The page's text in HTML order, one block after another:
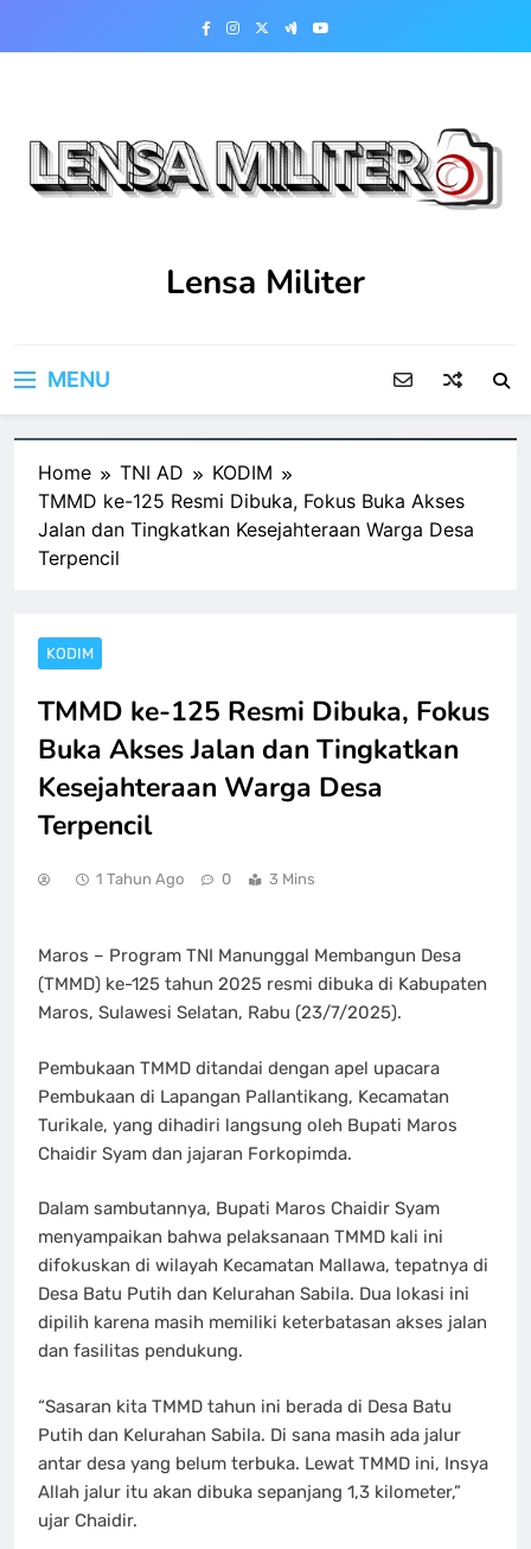
Lensa Militer
MENU
Home TNI AD
KODIM
TMMD ke-125 Resmi Dibuka, Fokus Buka Akses
Jalan dan Tingkatkan Kesejahteraan Warga Desa
Terpencil
KODIM
TMMD ke-125 Resmi Dibuka, Fokus
Buka Akses Jalan dan Tingkatkan
Kesejahteraan Warga Desa
Terpencil
1 Tahun Ago 0 3 Mins
Maros – Program TNI Manunggal Membangun Desa
(TMMD) ke-125 tahun 2025 resmi dibuka di Kabupaten
Maros, Sulawesi Selatan, Rabu (23/7/2025).
Pembukaan TMMD ditandai dengan apel upacara
Pembukaan di Lapangan Pallantikang, Kecamatan
Turikale, yang dihadiri langsung oleh Bupati Maros
Chaidir Syam dan jajaran Forkopimda.
Dalam sambutannya, Bupati Maros Chaidir Syam
menyampaikan bahwa pelaksanaan TMMD kali ini
difokuskan di wilayah Kecamatan Mallawa, tepatnya di
Desa Batu Putih dan Kelurahan Sabila. Dua lokasi ini
dipilih karena masih memiliki keterbatasan akses jalan
dan fasilitas pendukung.
“Sasaran kita TMMD tahun ini berada di Desa Batu
Putih dan Kelurahan Sabila. Di sana masih ada jalur
antar desa yang belum terbuka. Lewat TMMD ini, Insya
Allah jalur itu akan dibuka sepanjang 1,3 kilometer,”
ujar Chaidir.